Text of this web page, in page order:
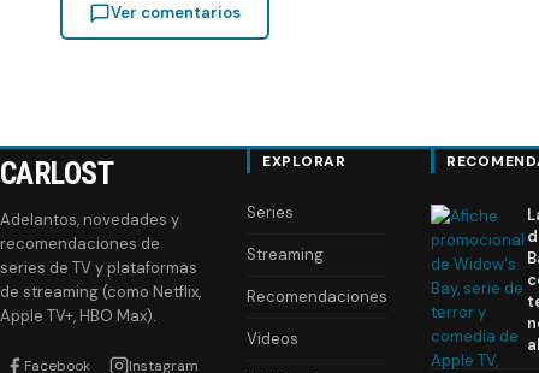
Ver comentarios
CARLOST
Adelantos, novedades y
recomendaciones de
series de TV y plataformas
de streaming (como Netflix,
Apple TV+, HBO Max).
Facebook Instagram
EXPLORAR
Series
Streaming
Recomendaciones
Videos